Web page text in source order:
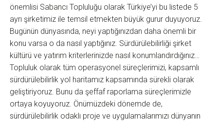
önemlisi Sabancı Topluluğu olarak Türkiye’yi bu listede 5
ayrı şirketimiz ile temsil etmekten büyük gurur duyuyoruz.
Bugünün dünyasında, neyi yaptığınızdan daha önemli bir
konu varsa o da nasıl yaptığınız. Sürdürülebilirliği şirket
kültürü ve yatırım kriterlerinizde nasıl konumlandırdığınız…
Topluluk olarak tüm operasyonel süreçlerimizi, kapsamlı
sürdürülebilirlik yol haritamız kapsamında sürekli olarak
geliştiriyoruz. Bunu da şeffaf raporlama süreçlerimizle
ortaya koyuyoruz. Önümüzdeki dönemde de,
sürdürülebilirlik odaklı proje ve uygulamalarımızı dünyanın